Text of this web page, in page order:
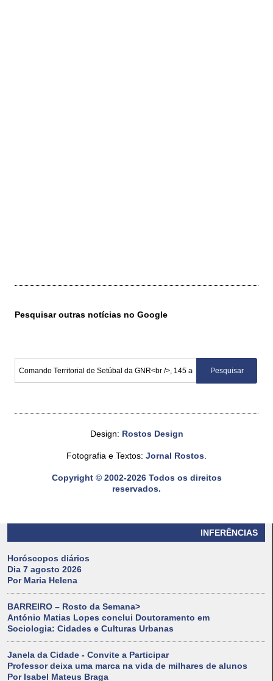
INFERÊNCIAS
Horóscopos diários
Dia 7 agosto 2026
Por Maria Helena
BARREIRO – Rosto da Semana>
António Matias Lopes conclui Doutoramento em
Sociologia: Cidades e Culturas Urbanas
Janela da Cidade - Convite a Participar
Professor deixa uma marca na vida de milhares de alunos
Por Isabel Mateus Braga
Pesquisar outras notícias no Google
Design: Rostos Design
Fotografia e Textos: Jornal Rostos.
Copyright © 2002-2026 Todos os direitos
reservados.